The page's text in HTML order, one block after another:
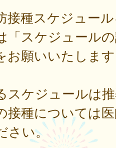
接種スケジュー
「スケジュール
お願いいたしま
スケジュールは
接種については
さい。